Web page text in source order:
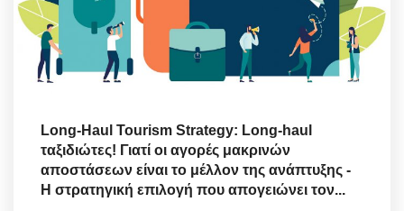
Long-Haul Tourism Strategy: Long-haul
ταξιδιώτες! Γιατί οι αγορές μακρινών
αποστάσεων είναι το μέλλον της ανάπτυξης -
Η στρατηγική επιλογή που απογειώνει τον...